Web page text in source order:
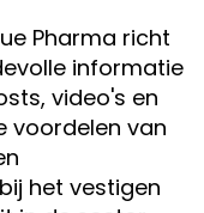
Pharma richt
informatie
video's en
voordelen van
het vestigen